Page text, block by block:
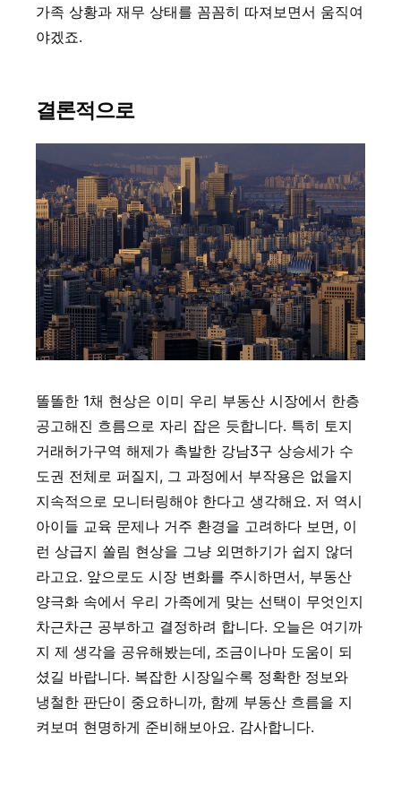
가족 상황과 재무 상태를 꼼꼼히 따져보면서 움직여
야겠죠.
결론적으로
똘똘한 1채 현상은 이미 우리 부동산 시장에서 한층
공고해진 흐름으로 자리 잡은 듯합니다. 특히 토지
거래허가구역 해제가 촉발한 강남3구 상승세가 수
도권 전체로 퍼질지, 그 과정에서 부작용은 없을지
지속적으로 모니터링해야 한다고 생각해요. 저 역시
아이들 교육 문제나 거주 환경을 고려하다 보면, 이
런 상급지 쏠림 현상을 그냥 외면하기가 쉽지 않더
라고요. 앞으로도 시장 변화를 주시하면서, 부동산
양극화 속에서 우리 가족에게 맞는 선택이 무엇인지
차근차근 공부하고 결정하려 합니다. 오늘은 여기까
지 제 생각을 공유해봤는데, 조금이나마 도움이 되
셨길 바랍니다. 복잡한 시장일수록 정확한 정보와
냉철한 판단이 중요하니까, 함께 부동산 흐름을 지
켜보며 현명하게 준비해보아요. 감사합니다.